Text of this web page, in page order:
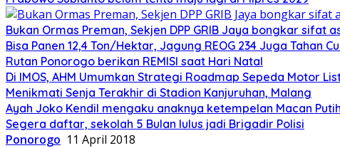
Bukan Ormas Preman, Sekjen DPP GRIB Jaya bongkar sifat
Bisa Panen 12,4 Ton/Hektar, Jagung REOG 234 Juga Tahan
Rutan Ponorogo berikan REMISI saat Hari Natal
Di IMOS, AHM Umumkan Strategi Roadmap Sepeda Motor
Menikmati Senja Terakhir di Stadion Kanjuruhan, Malang
Ayah Joko Kendil mengaku anaknya ketempelan Macan
Segera daftar, sekolah 5 Bulan lulus jadi Brigadir Polisi
Ponorogo 11 April 2018